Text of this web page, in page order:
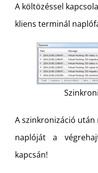
A költözéssel
kliens terminál
A szinkronizáció
naplóját a
kapcsán!